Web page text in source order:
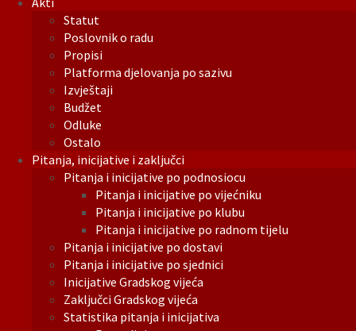
Statut
Poslovnik o radu
Propisi
Platforma djelovanja po sazivu
Izvještaji
Budžet
Odluke
Ostalo
Pitanja, inicijative i zaključci
Pitanja i inicijative po podnosiocu
Pitanja i inicijative po vijećniku
Pitanja i inicijative po klubu
Pitanja i inicijative po radnom tijelu
Pitanja i inicijative po dostavi
Pitanja i inicijative po sjednici
Inicijative Gradskog vijeća
Zaključci Gradskog vijeća
Statistika pitanja i inicijativa